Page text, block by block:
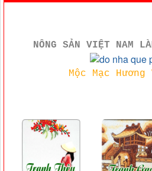
NÔNG SẢN VIỆT NAM
Mộc Mạc